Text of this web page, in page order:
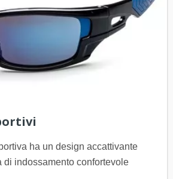
ha un design accattivante
di indossamento confortevole